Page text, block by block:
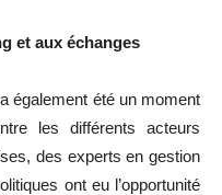
et aux échanges
également été un moment
les différents acteurs
des experts en gestion
ont eu l’opportunité